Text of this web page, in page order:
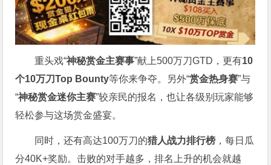
重头戏“神秘赏金主赛事”献上500万刀GTD，更有10
个10万刀Top Bounty等你来争夺。另外“赏金热身赛”与
“神秘赏金迷你主赛”较亲民的报名，也让各级别玩家能够
轻松参与这场赏金盛宴。
同时，还有高达100万刀的猎人战力排行榜 ，每日瓜
分40K+奖励。击败的对手越多，排名上升的机会就越